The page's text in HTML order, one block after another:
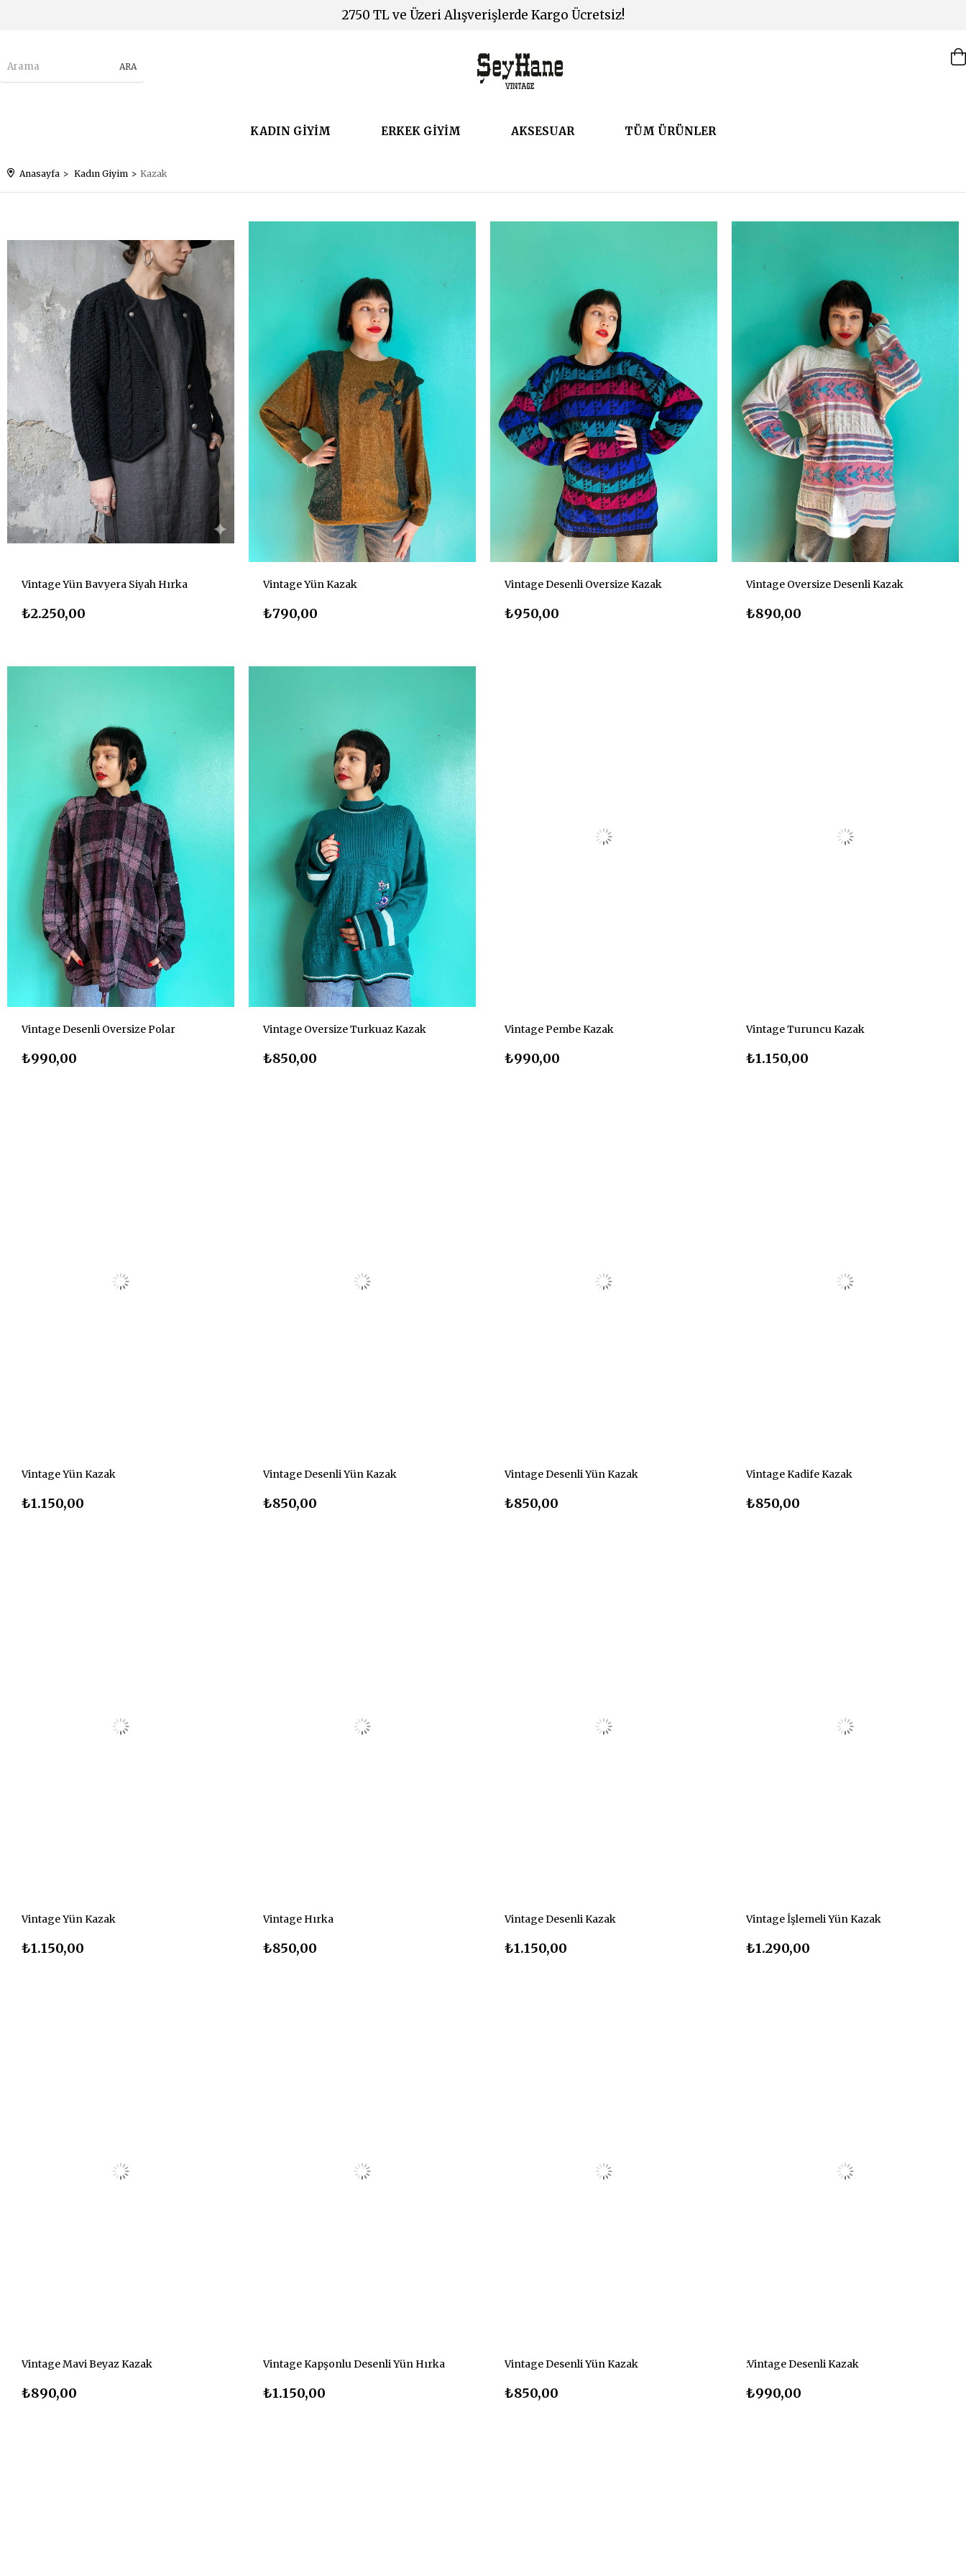
2750 TL ve Üzeri Alışverişlerde Kargo Ücretsiz!
KADIN GİYİM ERKEK GİYİM AKSESUAR TÜM ÜRÜNLER
Anasayfa Kadın Giyim Kazak
Vintage Yün Bavyera Siyah Hırka
₺2.250,00
Vintage Yün Kazak
₺790,00
Vintage Desenli Oversize Kazak
₺950,00
Vintage Oversize Desenli Kazak
₺890,00
Vintage Desenli Oversize Polar
₺990,00
Vintage Oversize Turkuaz Kazak
₺850,00
Vintage Pembe Kazak
₺990,00
Vintage Turuncu Kazak
₺1.150,00
Vintage Yün Kazak
₺1.150,00
Vintage Desenli Yün Kazak
₺850,00
Vintage Desenli Yün Kazak
₺850,00
Vintage Kadife Kazak
₺850,00
Vintage Yün Kazak
₺1.150,00
Vintage Hırka
₺850,00
Vintage Desenli Kazak
₺1.150,00
Vintage İşlemeli Yün Kazak
₺1.290,00
Vintage Mavi Beyaz Kazak
₺890,00
Vintage Kapşonlu Desenli Yün Hırka
₺1.150,00
Vintage Desenli Yün Kazak
₺850,00
:Vintage Desenli Kazak
₺990,00